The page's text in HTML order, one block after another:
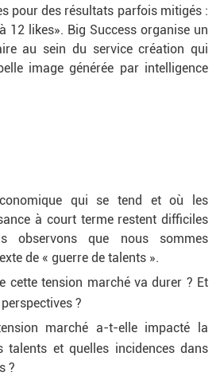
pour des résultats parfois mitigés :
12 likes». Big Success organise un
au sein du service création qui
image générée par intelligence
qui se tend et où les
à court terme restent difficiles
observons que nous sommes
de « guerre de talents ».
cette tension marché va durer ? Et
?
marché a-t-elle impacté la
talents et quelles incidences dans
?